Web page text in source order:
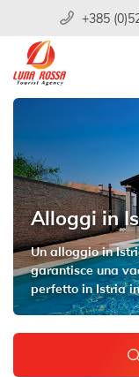
+385
Alloggi in
Un alloggio in
garantisce una
perfetto in Istria